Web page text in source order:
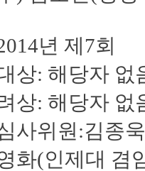
년 제7회
상: 해당자 없
상: 해당자 없
사위원:김종
화(인제대 겸